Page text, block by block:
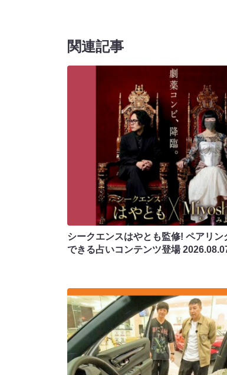
関連記事
シークエンスはやとも監修! ペアリン
できる占いコンテンツ登場